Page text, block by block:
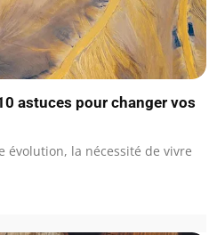
astuces pour changer vos
évolution, la nécessité de vivre